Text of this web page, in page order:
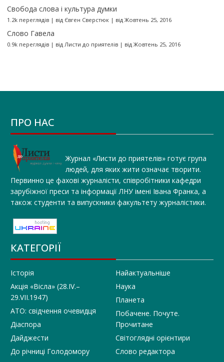
Свобода слова і культура думки
1.2k переглядів| від Євген Сверстюк| від Жовтень 25, 2016
Слово Гавела
0.9k переглядів| від Листи до приятелів| від Жовтень 25, 2016
ПРО НАС
Журнал «Листи до приятелів» готує група
людей, для яких жити означає творити.
Первинно це фахові журналісти, співробітники кафедри
зарубіжної преси та інформації ЛНУ імені Івана Франка, а
також студенти та випускники факультету журналістики.
КАТЕГОРІЇ
Історія
Акція «Вісла» (28.IV.–
29.VII.1947)
АТО: свідчення очевидця
Діаспора
Дайджести
До річниці Голодомору
Найактуальніше
Наука
Планета
Побачене. Почуте.
Прочитане
Світоглядні орієнтири
Слово редактора